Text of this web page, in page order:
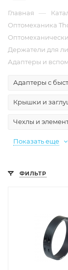
Главная —
Оптомеханика
Держатели для
Адаптеры и
Адаптеры с
Крышки и
Чехлы и
Показать еще
ФИЛЬТР